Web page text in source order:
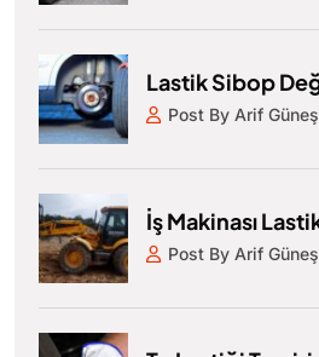
Lastik Sibop
Post By Arif
İş Makinası
Post By Arif